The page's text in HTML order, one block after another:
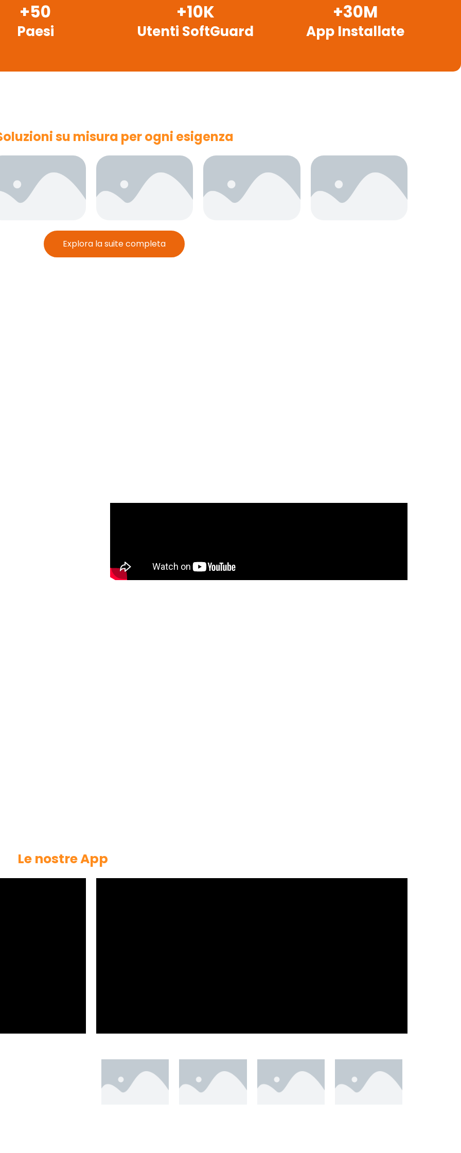
Paesi
+50
Utenti SoftGuard
+10K
App Installate
+30M
su misura per ogni esigenza
Explora la suite completa
Le nostre App